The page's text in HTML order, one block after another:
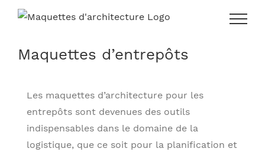
Skip
Maquettes d’entrepôts
Les maquettes d’architecture pour les
entrepôts sont devenues des outils
indispensables dans le domaine de la
logistique, que ce soit pour la planification et